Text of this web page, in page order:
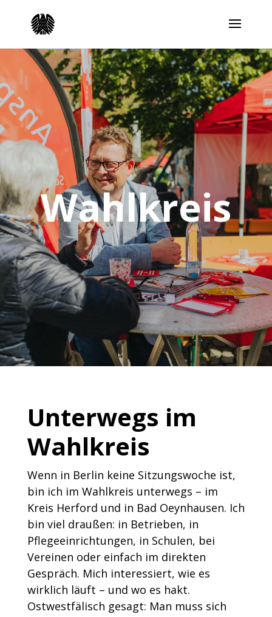
Wahlkreis
Unterwegs im
Wahlkreis
Wenn in Berlin keine Sitzungswoche ist,
bin ich im Wahlkreis unterwegs – im
Kreis Herford und in Bad Oeynhausen. Ich
bin viel draußen: in Betrieben, in
Pflegeeinrichtungen, in Schulen, bei
Vereinen oder einfach im direkten
Gespräch. Mich interessiert, wie es
wirklich läuft – und wo es hakt.
Ostwestfälisch gesagt: Man muss sich